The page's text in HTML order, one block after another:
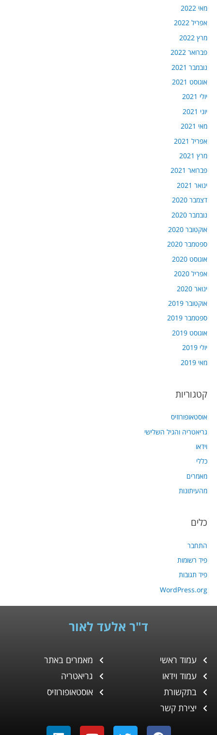
מאי 2022
אפריל 2022
מרץ 2022
פברואר 2022
נובמבר 2021
אוגוסט 2021
יולי 2021
יוני 2021
מאי 2021
אפריל 2021
מרץ 2021
פברואר 2021
ינואר 2021
דצמבר 2020
נובמבר 2020
אוקטובר 2020
ספטמבר 2020
אוגוסט 2020
אפריל 2020
ינואר 2020
אוקטובר 2019
ספטמבר 2019
אוגוסט 2019
יולי 2019
מאי 2019
קטגוריות
אוסטאופורוזיס
גריאטריה והגיל השלישי
וידאו
כללי
מאמרים
מהעיתונות
כלים
התחבר
פיד רשומות
פיד תגובות
WordPress.org
ד"ר אלעד לאור
עמוד ראשי
עמוד וידאו
בתקשורת
יצירת קשר
מאמרים באתר
גריאטריה
אוסטאופורוזיס
F
T
Y
L